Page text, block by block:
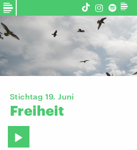
Stichtag 19. Juni
Freiheit